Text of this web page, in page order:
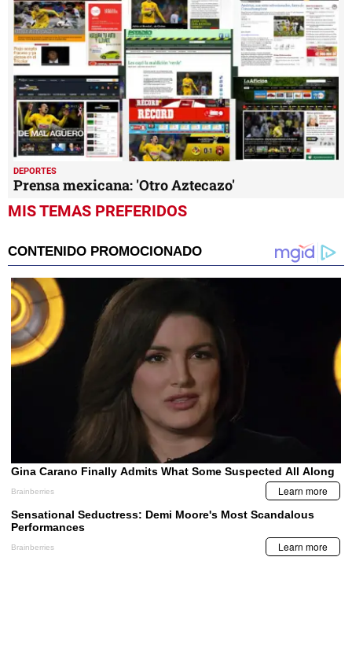
DEPORTES
Prensa mexicana: 'Otro Aztecazo'
MIS TEMAS PREFERIDOS